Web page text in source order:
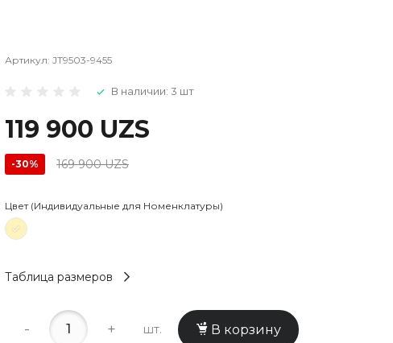
Артикул: JT9503-9455
В наличии: 3 шт
119 900 UZS
-30% 169 900 UZS
Цвет (Индивидуальные для Номенклатуры)
Таблица размеров
- + шт. В корзину